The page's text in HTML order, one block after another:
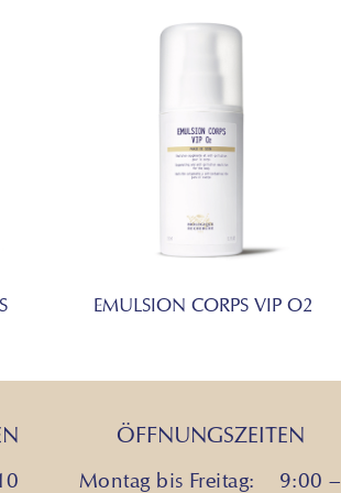
EMULSION CORPS VIP O2
ÖFFNUNGSZEITEN
Montag bis Freitag: 9:00 –